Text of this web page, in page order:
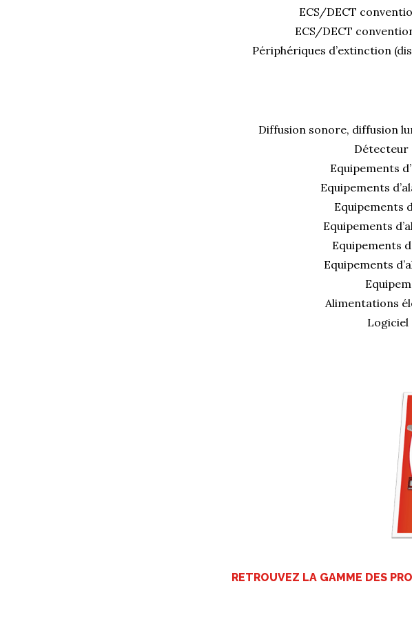
ECS/DECT
ECS/DECT
Périphériques d’extinction
Diffusion sonore, diffusion
Détecteur
Equipements
Equipements
Equipements
Equipements
Equipements
Equipements
Alimentations
Logiciel
RETROUVEZ LA GAMME DES